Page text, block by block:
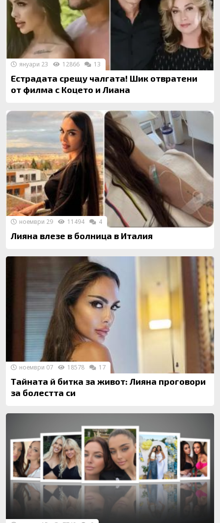
Естрадата срещу чалгата! Шик отвратени
от филма с Коцето и Лиана
януари 23 12866 13
Лияна влезе в болница в Италия
ноември 29 11494 4
Тайната й битка за живот: Лияна проговори
за болестта си
ноември 07 18578 17